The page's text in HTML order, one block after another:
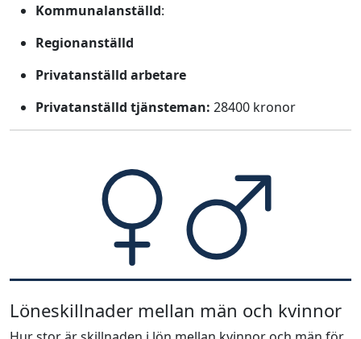
Kommunalanställd:
Regionanställd
Privatanställd arbetare
Privatanställd tjänsteman: 28400 kronor
Löneskillnader mellan män och kvinnor